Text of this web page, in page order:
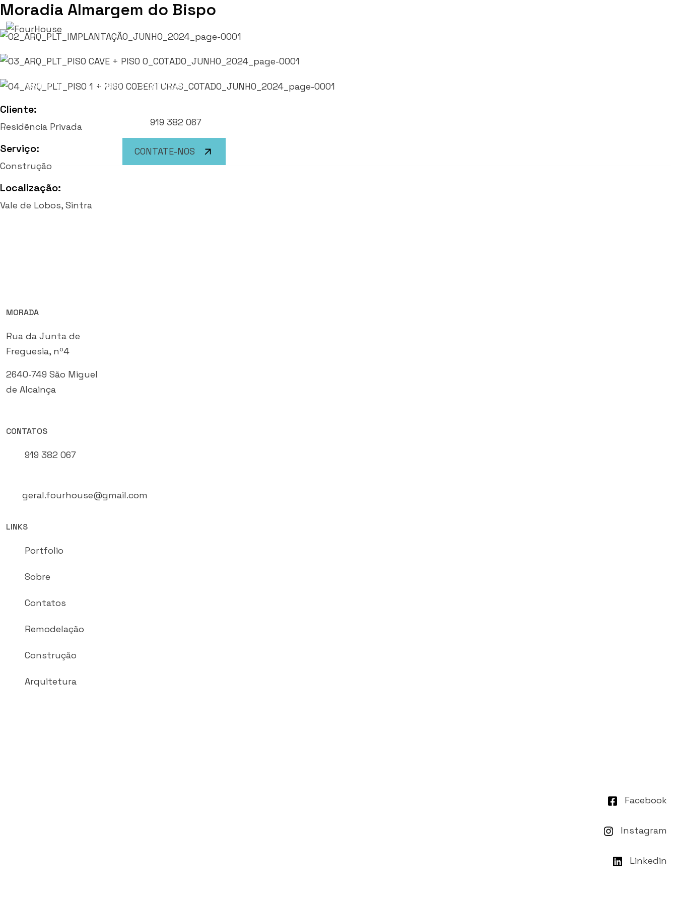
Skip
to
content
PORTFOLIO SOBRE CONTATOS
919 382 067
CONTATE-NOS
Moradia Almargem do Bispo
Cliente:
Residência Privada
Serviço:
Construção
Localização:
Vale de Lobos, Sintra
MORADA
Rua da Junta de
Freguesia, nº4
2640-749 São Miguel
de Alcainça
CONTATOS
919 382 067
geral.fourhouse@gmail.com
LINKS
Portfolio
Sobre
Contatos
Remodelação
Construção
Arquitetura
Facebook
Instagram
Linkedin